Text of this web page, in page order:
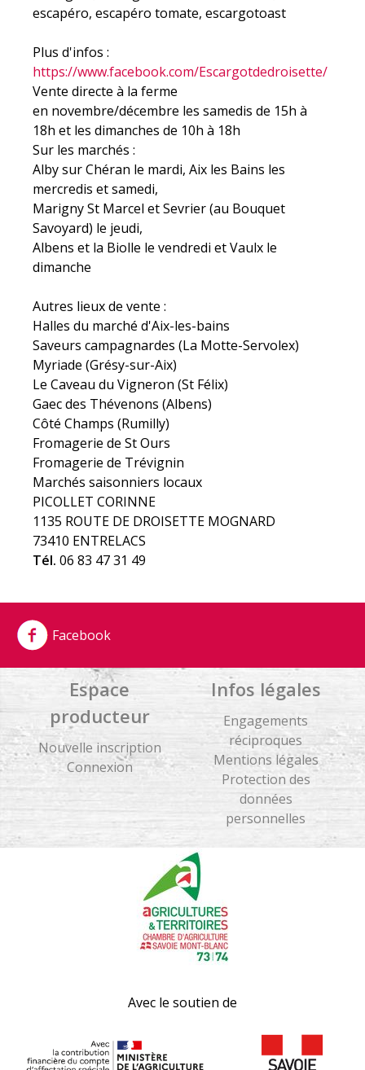
escapéro, escapéro tomate, escargotoast
Plus d'infos :
https://www.facebook.com/Escargotdedroisette/
Vente directe à la ferme
en novembre/décembre les samedis de 15h à
18h et les dimanches de 10h à 18h
Sur les marchés :
Alby sur Chéran le mardi, Aix les Bains les
mercredis et samedi,
Marigny St Marcel et Sevrier (au Bouquet
Savoyard) le jeudi,
Albens et la Biolle le vendredi et Vaulx le
dimanche
Autres lieux de vente :
Halles du marché d'Aix-les-bains
Saveurs campagnardes (La Motte-Servolex)
Myriade (Grésy-sur-Aix)
Le Caveau du Vigneron (St Félix)
Gaec des Thévenons (Albens)
Côté Champs (Rumilly)
Fromagerie de St Ours
Fromagerie de Trévignin
Marchés saisonniers locaux
PICOLLET CORINNE
1135 ROUTE DE DROISETTE MOGNARD
73410 ENTRELACS
Tél. 06 83 47 31 49
Facebook
Infos légales
Engagements
réciproques
Mentions légales
Protection des
données
personnelles
Espace
producteur
Nouvelle inscription
Connexion
Avec le soutien de